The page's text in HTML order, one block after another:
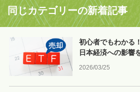
同じカテゴリーの新着記事
2026/03/25
初心者でもわかる
日本経済への影響